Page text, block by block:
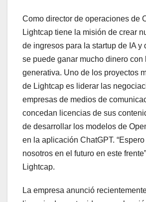
Como director de operaciones de
Lightcap tiene la misión de crear
de ingresos para la startup de IA y
se puede ganar mucho dinero con
generativa. Uno de los proyectos
de Lightcap es liderar las
empresas de medios de
concedan licencias de sus
de desarrollar los modelos de
en la aplicación ChatGPT.
nosotros en el futuro en este
Lightcap.
La empresa anunció